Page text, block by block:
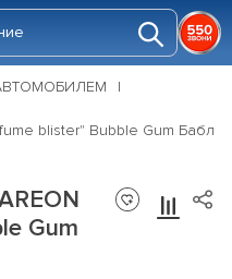
blister" Bubble Gum Бабл
Gum